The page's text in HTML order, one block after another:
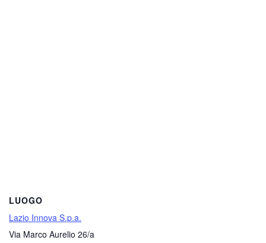
LUOGO
Lazio Innova S.p.a.
Via Marco Aurelio 26/a